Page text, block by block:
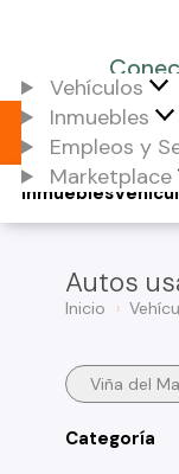
Vehículos
Inmuebles
Empleos y
Marketplace
Inmuebles
Autos
Inicio
Viña del
Categoría